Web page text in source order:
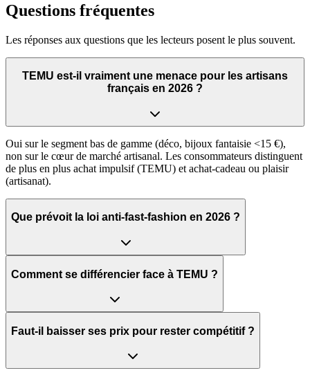
Questions fréquentes
Les réponses aux questions que les lecteurs posent le plus souvent.
TEMU est-il vraiment une menace pour les artisans
français en 2026 ?
Oui sur le segment bas de gamme (déco, bijoux fantaisie <15 €),
non sur le cœur de marché artisanal. Les consommateurs distinguent
de plus en plus achat impulsif (TEMU) et achat-cadeau ou plaisir
(artisanat).
Que prévoit la loi anti-fast-fashion en 2026 ?
Comment se différencier face à TEMU ?
Faut-il baisser ses prix pour rester compétitif ?